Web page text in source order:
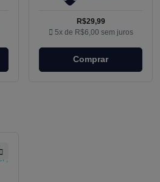
R$29,99
5x de R$6,00 sem juros
Comprar